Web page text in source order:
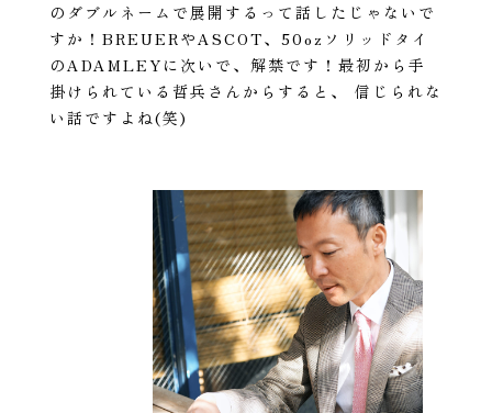
のダブルネームで展開するって話したじゃないで
すか！BREUERやASCOT、50ozソリッドタイ
のADAMLEYに次いで、解禁です！最初から手
掛けられている哲兵さんからすると、 信じられな
い話ですよね(笑)